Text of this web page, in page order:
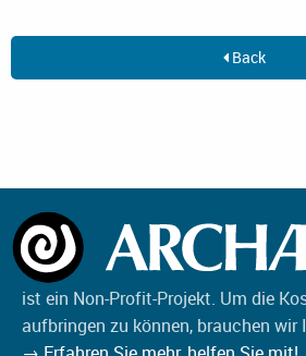
Back
ist ein Non-Profit-Projekt. Um die
aufbringen zu können, brauchen wir